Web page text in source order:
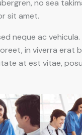
no sea
sit amet.
neque ac
in viverra erat
at est vitae,